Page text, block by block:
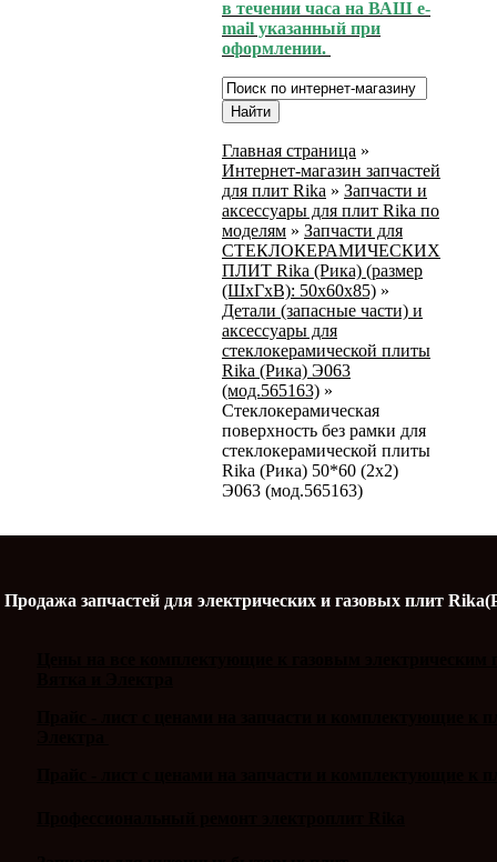
в течении часа на ВАШ e-
mail указанный при
оформлении.
Главная страница »
Интернет-магазин запчастей
для плит Rika » Запчасти и
аксессуары для плит Rika по
моделям » Запчасти для
СТЕКЛОКЕРАМИЧЕСКИХ
ПЛИТ Rika (Рика) (размер
(ШхГхВ): 50x60x85) »
Детали (запасные части) и
аксессуары для
стеклокерамической плиты
Rika (Рика) Э063
(мод.565163) »
Стеклокерамическая
поверхность без рамки для
стеклокерамической плиты
Rika (Рика) 50*60 (2х2)
Э063 (мод.565163)
Продажа запчастей для электрических и газовых плит